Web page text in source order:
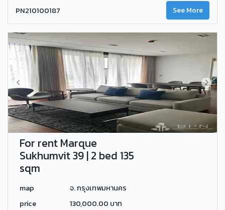
PN210100187 See More
For rent Marque
Sukhumvit 39 | 2 bed 135
sqm
map
จ. กรุงเทพมหานคร
price
130,000.00 บาท